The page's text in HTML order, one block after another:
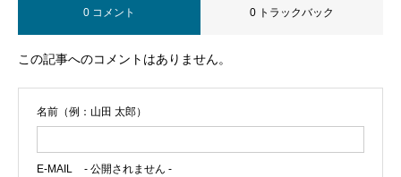
0 コメント 0 トラックバック
この記事へのコメントはありません。
名前（例：山田 太郎）
E-MAIL - 公開されません -